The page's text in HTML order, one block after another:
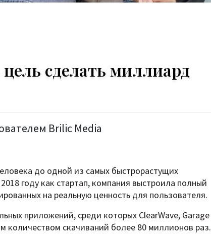
сделать миллиард
Brilic Media
до одной из самых быстрорастущих
году как стартап, компания выстроила полный
на реальную ценность для пользователя.
приложений, среди которых ClearWave, Garage
количеством скачиваний более 80 миллионов раз.